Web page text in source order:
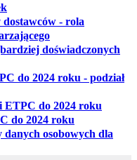
otwiera się w nowej karcie
- rola
otwiera się w
doświadczonych
do 2024 roku - podział
nowej karcie
do 2024 roku
do 2024 roku
osobowych dla